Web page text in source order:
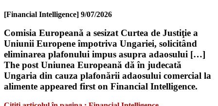
[Financial Intelligence] 9/07/2026
Comisia Europeană a sesizat Curtea de Justiţie a
Uniunii Europene împotriva Ungariei, solicitând
eliminarea plafonului impus asupra adaosului […]
The post Uniunea Europeană dă în judecată
Ungaria din cauza plafonării adaosului comercial la
alimente appeared first on Financial Intelligence.